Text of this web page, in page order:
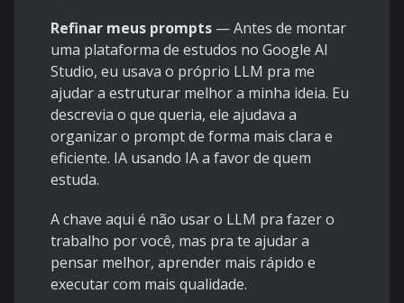
Refinar meus prompts — Antes de montar
uma plataforma de estudos no Google AI
Studio, eu usava o próprio LLM pra me
ajudar a estruturar melhor a minha ideia. Eu
descrevia o que queria, ele ajudava a
organizar o prompt de forma mais clara e
eficiente. IA usando IA a favor de quem
estuda.
A chave aqui é não usar o LLM pra fazer o
trabalho por você, mas pra te ajudar a
pensar melhor, aprender mais rápido e
executar com mais qualidade.